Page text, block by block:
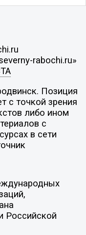
rabochi.ru»
Позиция
с точкой зрения
либо ином
с
в сети
Российской